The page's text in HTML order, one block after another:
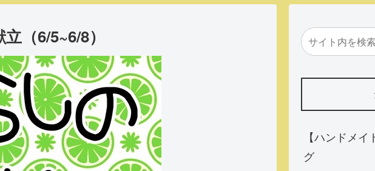
（6/5~6/8）
【ハンドメ
グ